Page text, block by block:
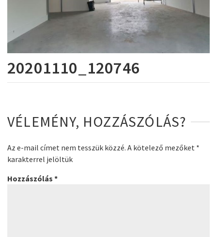
20201110_120746
VÉLEMÉNY, HOZZÁSZÓLÁS?
Az e-mail címet nem tesszük közzé. A kötelező mezőket *
karakterrel jelöltük
Hozzászólás *